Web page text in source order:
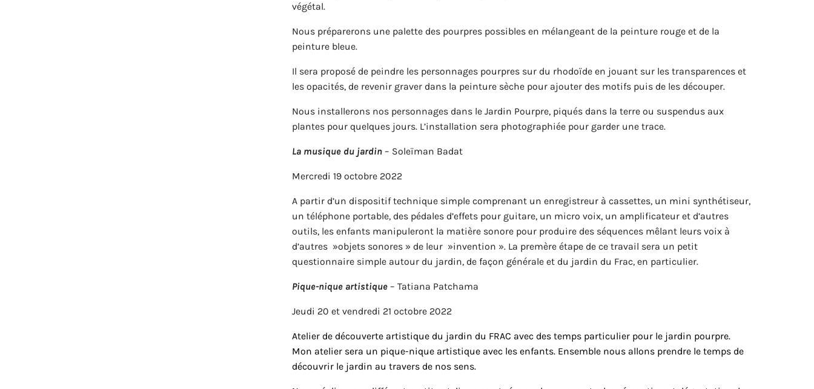
végétal.
Nous préparerons une palette des pourpres possibles en mélangeant de la peinture rouge et de la
peinture bleue.
Il sera proposé de peindre les personnages pourpres sur du rhodoïde en jouant sur les transparences et
les opacités, de revenir graver dans la peinture sèche pour ajouter des motifs puis de les découper.
Nous installerons nos personnages dans le Jardin Pourpre, piqués dans la terre ou suspendus aux
plantes pour quelques jours. L’installation sera photographiée pour garder une trace.
La musique du jardin – Soleïman Badat
Mercredi 19 octobre 2022
A partir d’un dispositif technique simple comprenant un enregistreur à cassettes, un mini synthétiseur,
un téléphone portable, des pédales d’effets pour guitare, un micro voix, un amplificateur et d’autres
outils, les enfants manipuleront la matière sonore pour produire des séquences mêlant leurs voix à
d’autres »objets sonores » de leur »invention ». La premère étape de ce travail sera un petit
questionnaire simple autour du jardin, de façon générale et du jardin du Frac, en particulier.
Pique-nique artistique – Tatiana Patchama
Jeudi 20 et vendredi 21 octobre 2022
Atelier de découverte artistique du jardin du FRAC avec des temps particulier pour le jardin pourpre.
Mon atelier sera un pique-nique artistique avec les enfants. Ensemble nous allons prendre le temps de
découvrir le jardin au travers de nos sens.